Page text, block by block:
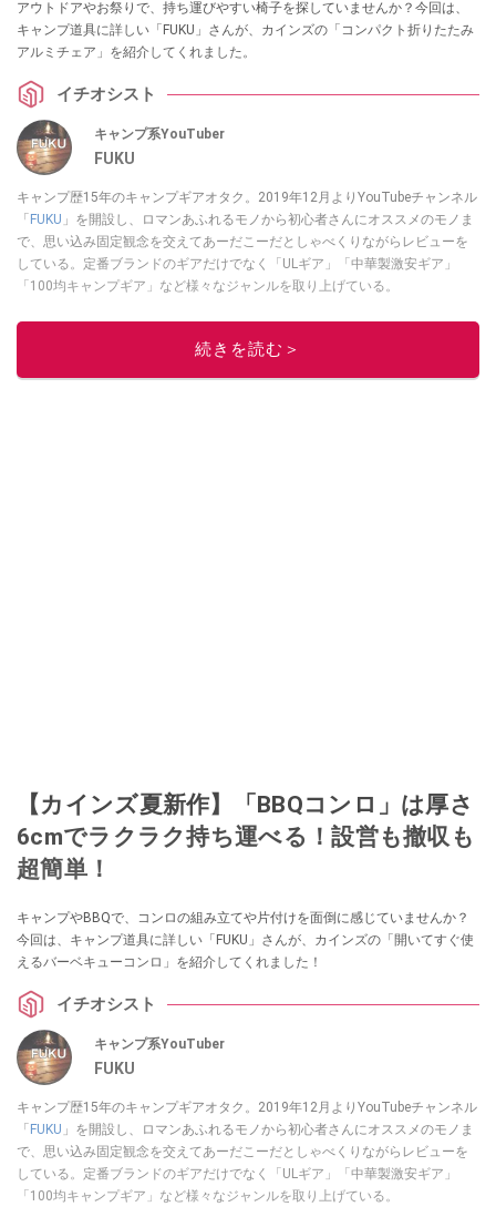
アウトドアやお祭りで、持ち運びやすい椅子を探していませんか？今回は、
キャンプ道具に詳しい「FUKU」さんが、カインズの「コンパクト折りたたみ
アルミチェア」を紹介してくれました。
イチオシスト
キャンプ系YouTuber
FUKU
キャンプ歴15年のキャンプギアオタク。2019年12月よりYouTubeチャンネル
「 FUKU 」を開設し、ロマンあふれるモノから初心者さんにオススメのモノま
で、思い込み固定観念を交えてあーだこーだとしゃべくりながらレビューを
している。定番ブランドのギアだけでなく「ULギア」「中華製激安ギア」
「100均キャンプギア」など様々なジャンルを取り上げている。
このイチオシストの他の記事を読む
続きを読む＞
【カインズ夏新作】「BBQコンロ」は厚さ
6cmでラクラク持ち運べる！設営も撤収も
超簡単！
キャンプやBBQで、コンロの組み立てや片付けを面倒に感じていませんか？
今回は、キャンプ道具に詳しい「FUKU」さんが、カインズの「開いてすぐ使
えるバーベキューコンロ」を紹介してくれました！
イチオシスト
キャンプ系YouTuber
FUKU
キャンプ歴15年のキャンプギアオタク。2019年12月よりYouTubeチャンネル
「 FUKU 」を開設し、ロマンあふれるモノから初心者さんにオススメのモノま
で、思い込み固定観念を交えてあーだこーだとしゃべくりながらレビューを
している。定番ブランドのギアだけでなく「ULギア」「中華製激安ギア」
「100均キャンプギア」など様々なジャンルを取り上げている。